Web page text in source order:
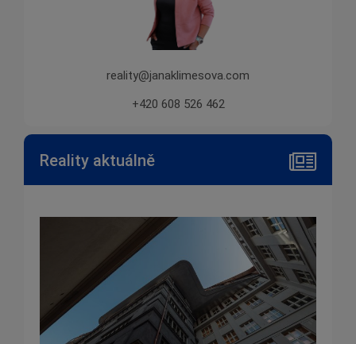
reality@janaklimesova.com
+420 608 526 462
Reality aktuálně